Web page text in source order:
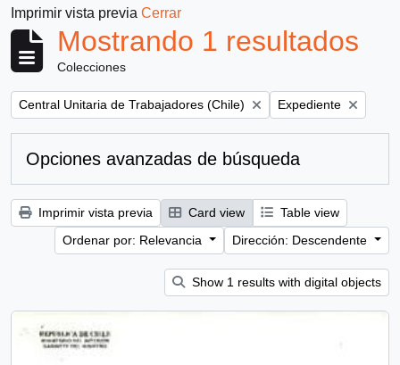
Imprimir vista previa Cerrar
Mostrando 1 resultados
Colecciones
Remove filter:
Central Unitaria de Trabajadores (Chile) Remove filter:
Expediente
Opciones avanzadas de búsqueda
Imprimir vista previa Card view
Table view
Ordenar por: Relevancia
Dirección: Descendente
Show 1 results with digital objects